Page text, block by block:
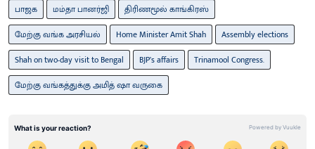
பாஜக மம்தா பானர்ஜி
திரிணமூல் காங்கிரஸ்
மேற்கு வங்க அரசியல்
Home Minister Amit Shah
Assembly elections
Shah on two-day visit to Bengal
BJP’s affairs
Trinamool Congress.
மேற்கு வங்கத்துக்கு அமித் ஷா வருகை